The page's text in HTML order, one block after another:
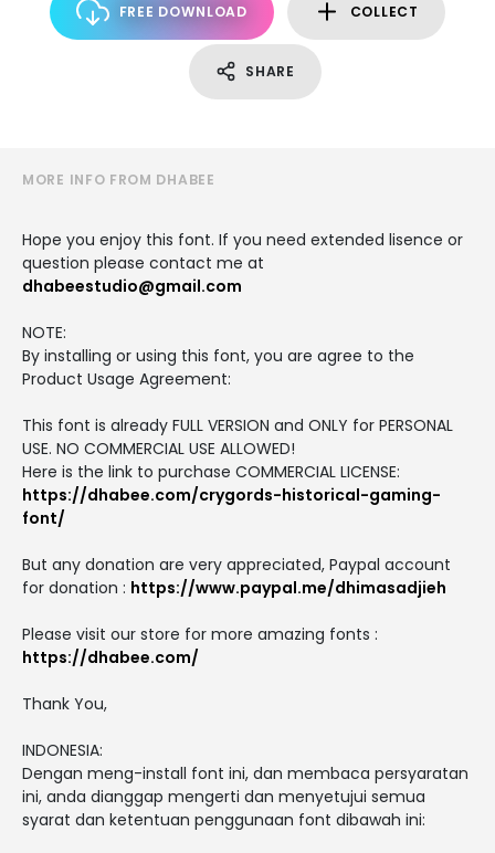
FREE DOWNLOAD COLLECT
SHARE
MORE INFO FROM DHABEE
Hope you enjoy this font. If you need extended lisence or
question please contact me at
dhabeestudio@gmail.com
NOTE:
By installing or using this font, you are agree to the
Product Usage Agreement:
This font is already FULL VERSION and ONLY for PERSONAL
USE. NO COMMERCIAL USE ALLOWED!
Here is the link to purchase COMMERCIAL LICENSE:
https://dhabee.com/crygords-historical-gaming-
font/
But any donation are very appreciated, Paypal account
for donation : https://www.paypal.me/dhimasadjieh
Please visit our store for more amazing fonts :
https://dhabee.com/
Thank You,
INDONESIA:
Dengan meng-install font ini, dan membaca persyaratan
ini, anda dianggap mengerti dan menyetujui semua
syarat dan ketentuan penggunaan font dibawah ini: